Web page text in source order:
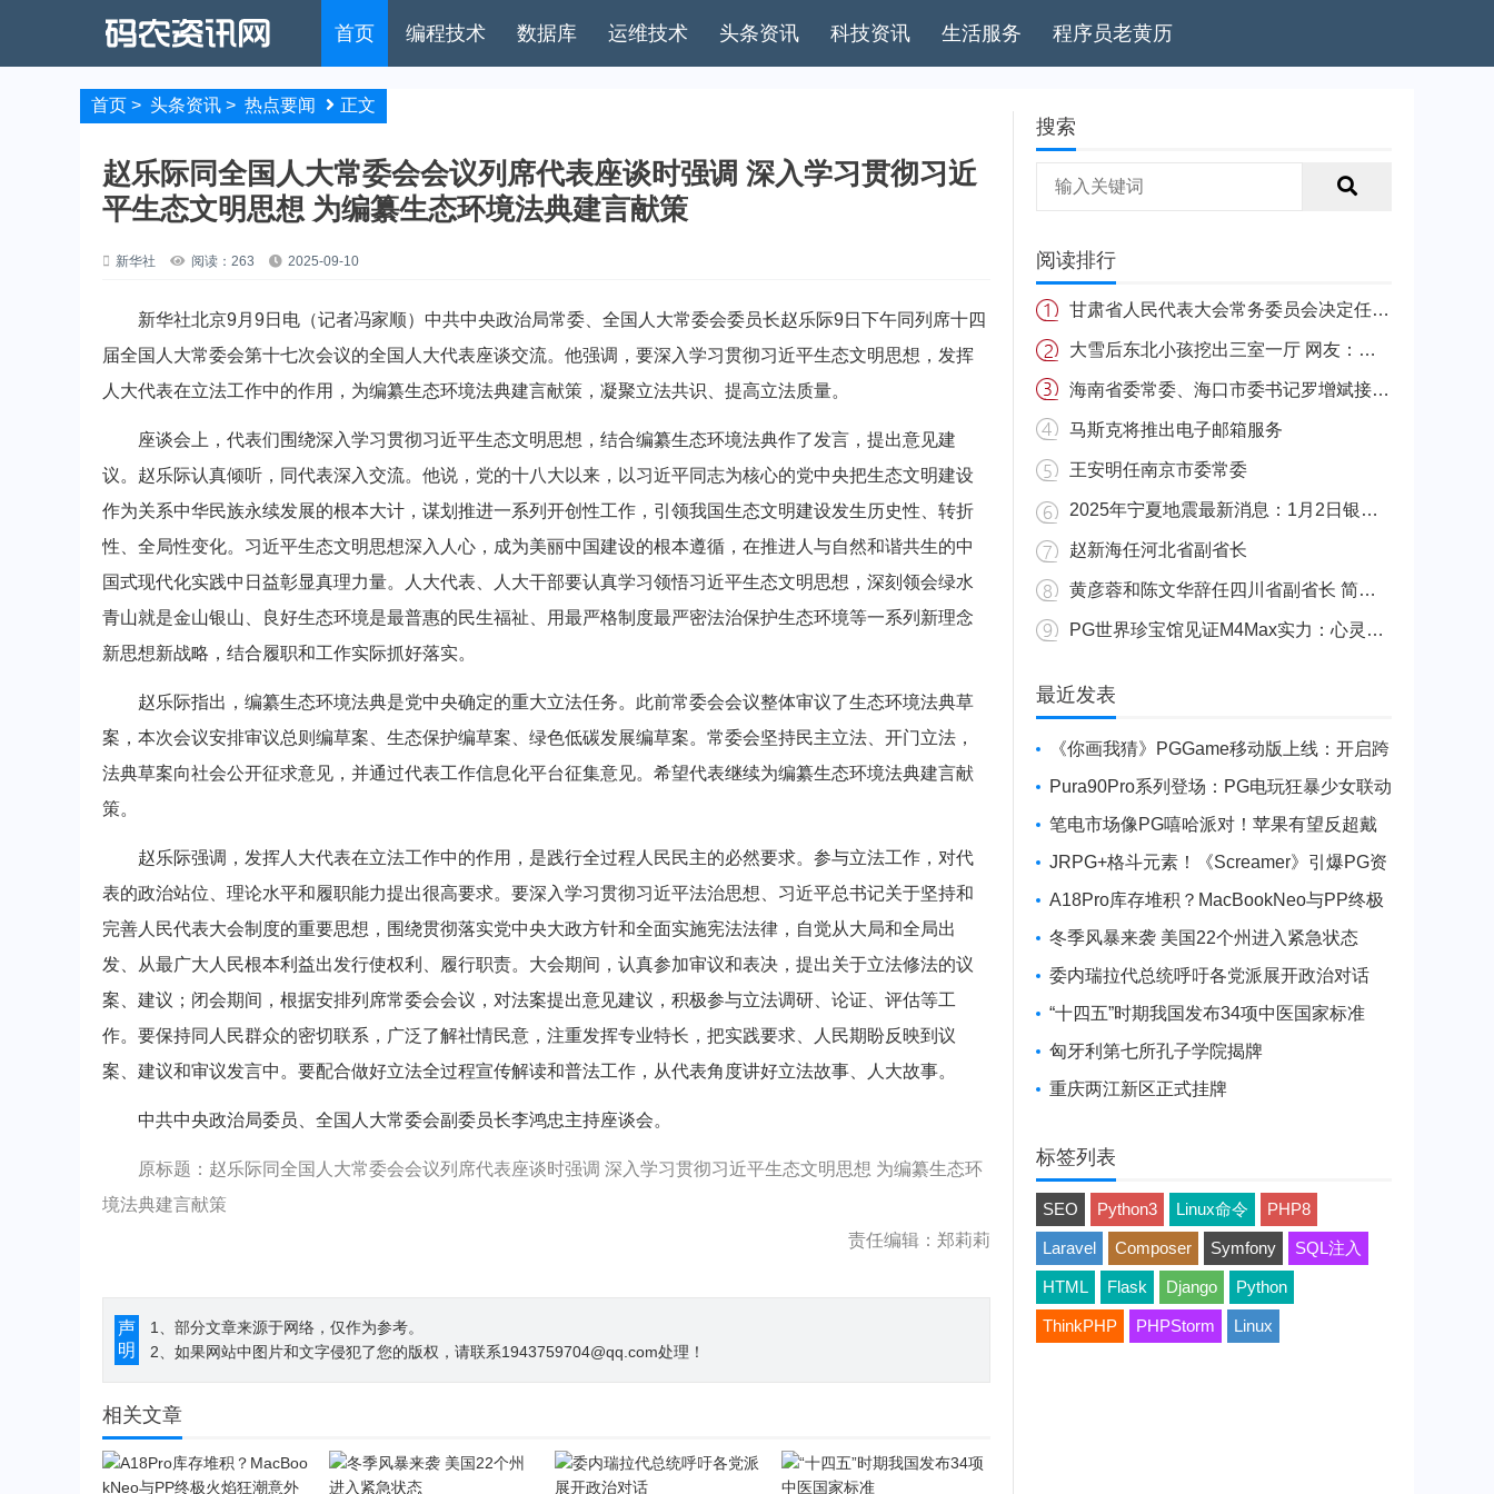
首页 编程技术 数据库 运维技术 头条资讯 科技资讯 生活服务 程序员老黄历
首页 > 头条资讯 > 热点要闻 正文
赵乐际同全国人大常委会会议列席代表座谈时强调 深入学习贯彻习近
平生态文明思想 为编纂生态环境法典建言献策
新华社 阅读：263 2025-09-10
新华社北京9月9日电（记者冯家顺）中共中央政治局常委、全国人大常委会委员长赵乐际9日下午同列席十四
届全国人大常委会第十七次会议的全国人大代表座谈交流。他强调，要深入学习贯彻习近平生态文明思想，发挥
人大代表在立法工作中的作用，为编纂生态环境法典建言献策，凝聚立法共识、提高立法质量。
座谈会上，代表们围绕深入学习贯彻习近平生态文明思想，结合编纂生态环境法典作了发言，提出意见建
议。赵乐际认真倾听，同代表深入交流。他说，党的十八大以来，以习近平同志为核心的党中央把生态文明建设
作为关系中华民族永续发展的根本大计，谋划推进一系列开创性工作，引领我国生态文明建设发生历史性、转折
性、全局性变化。习近平生态文明思想深入人心，成为美丽中国建设的根本遵循，在推进人与自然和谐共生的中
国式现代化实践中日益彰显真理力量。人大代表、人大干部要认真学习领悟习近平生态文明思想，深刻领会绿水
青山就是金山银山、良好生态环境是最普惠的民生福祉、用最严格制度最严密法治保护生态环境等一系列新理念
新思想新战略，结合履职和工作实际抓好落实。
赵乐际指出，编纂生态环境法典是党中央确定的重大立法任务。此前常委会会议整体审议了生态环境法典草
案，本次会议安排审议总则编草案、生态保护编草案、绿色低碳发展编草案。常委会坚持民主立法、开门立法，
法典草案向社会公开征求意见，并通过代表工作信息化平台征集意见。希望代表继续为编纂生态环境法典建言献
策。
赵乐际强调，发挥人大代表在立法工作中的作用，是践行全过程人民民主的必然要求。参与立法工作，对代
表的政治站位、理论水平和履职能力提出很高要求。要深入学习贯彻习近平法治思想、习近平总书记关于坚持和
完善人民代表大会制度的重要思想，围绕贯彻落实党中央大政方针和全面实施宪法法律，自觉从大局和全局出
发、从最广大人民根本利益出发行使权利、履行职责。大会期间，认真参加审议和表决，提出关于立法修法的议
案、建议；闭会期间，根据安排列席常委会会议，对法案提出意见建议，积极参与立法调研、论证、评估等工
作。要保持同人民群众的密切联系，广泛了解社情民意，注重发挥专业特长，把实践要求、人民期盼反映到议
案、建议和审议发言中。要配合做好立法全过程宣传解读和普法工作，从代表角度讲好立法故事、人大故事。
中共中央政治局委员、全国人大常委会副委员长李鸿忠主持座谈会。
原标题：赵乐际同全国人大常委会会议列席代表座谈时强调 深入学习贯彻习近平生态文明思想 为编纂生态环
境法典建言献策
责任编辑：郑莉莉
声
明
1、部分文章来源于网络，仅作为参考。
2、如果网站中图片和文字侵犯了您的版权，请联系1943759704@qq.com处理！
相关文章
搜索
阅读排行
甘肃省人民代表大会常务委员会决定任免名单
大雪后东北小孩挖出三室一厅 网友：南方的娃很羡慕
海南省委常委、海口市委书记罗增斌接受中央纪委国家监委纪律审查和监察调查
马斯克将推出电子邮箱服务
王安明任南京市委常委
2025年宁夏地震最新消息：1月2日银川发生4.8级地震
赵新海任河北省副省长
黄彦蓉和陈文华辞任四川省副省长 简历资料照片
PG世界珍宝馆见证M4Max实力：心灵杀手2竟轻松跑出80FPS！
最近发表
《你画我猜》PGGame移动版上线：开启跨
平台互动新玩法
Pura90Pro系列登场：PG电玩狂暴少女联动
旗舰性能升级
笔电市场像PG嘻哈派对！苹果有望反超戴
尔进前三
JRPG+格斗元素！《Screamer》引爆PG资
讯手游新焦点
A18Pro库存堆积？MacBookNeo与PP终极
火焰狂潮意外同框
冬季风暴来袭 美国22个州进入紧急状态
委内瑞拉代总统呼吁各党派展开政治对话
“十四五”时期我国发布34项中医国家标准
匈牙利第七所孔子学院揭牌
重庆两江新区正式挂牌
标签列表
SEO Python3 Linux命令 PHP8
Laravel Composer Symfony SQL注入
HTML Flask Django Python
ThinkPHP PHPStorm Linux